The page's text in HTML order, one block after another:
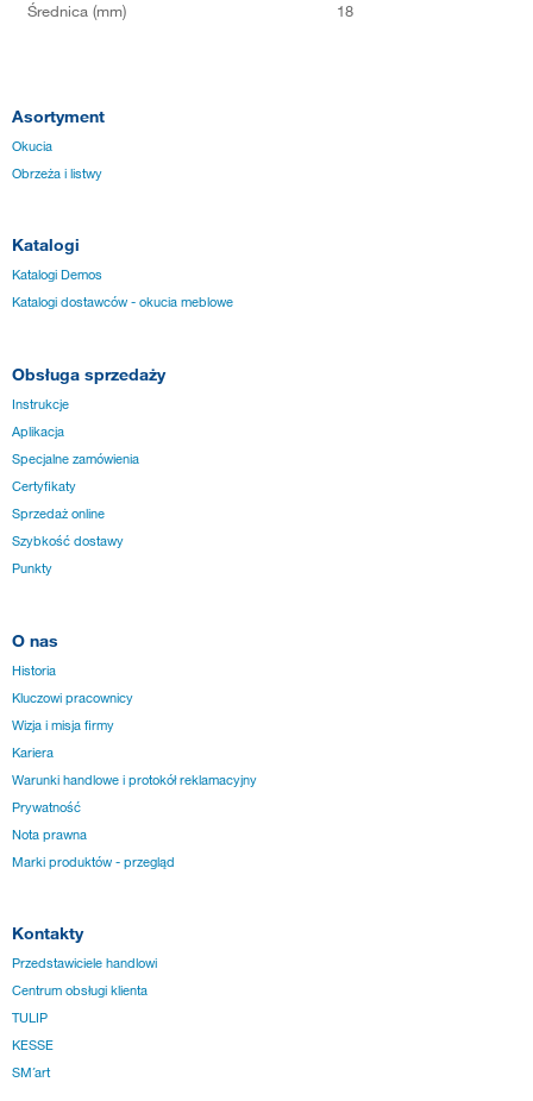
Średnica (mm) 18
Asortyment
Okucia
Obrzeża i listwy
Katalogi
Katalogi Demos
Katalogi dostawców - okucia meblowe
Obsługa sprzedaży
Instrukcje
Aplikacja
Specjalne zamówienia
Certyfikaty
Sprzedaż online
Szybkość dostawy
Punkty
O nas
Historia
Kluczowi pracownicy
Wizja i misja firmy
Kariera
Warunki handlowe i protokół reklamacyjny
Prywatność
Nota prawna
Marki produktów - przegląd
Kontakty
Przedstawiciele handlowi
Centrum obsługi klienta
TULIP
KESSE
SM´art